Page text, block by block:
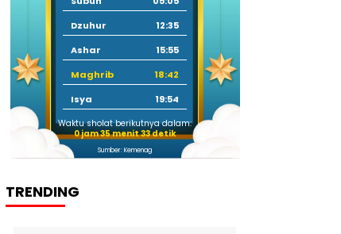
Dzuhur
12:35
Ashar
15:55
Maghrib
18:42
Isya
19:54
Waktu sholat berikutnya dalam:
0 jam 35 menit 32 detik
Sumber: Kemenag
TRENDING